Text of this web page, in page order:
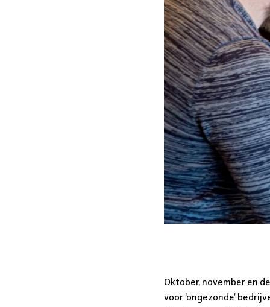
Oktober, november en
voor ‘ongezonde’